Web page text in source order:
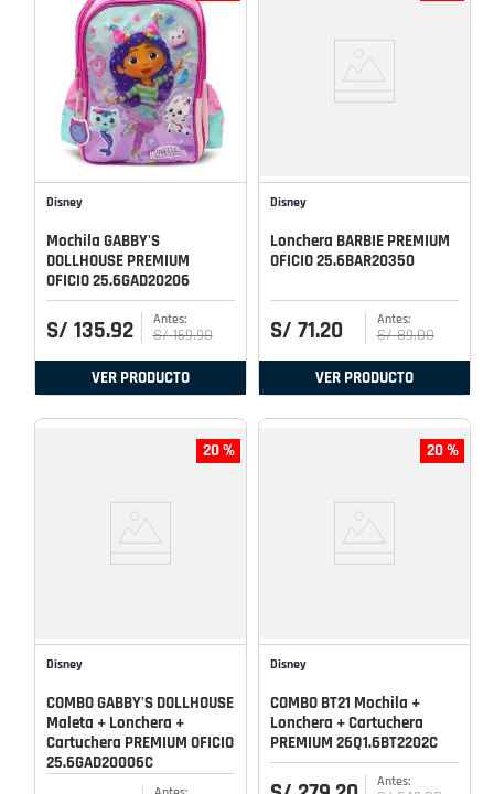
Disney
Mochila GABBY'S
DOLLHOUSE PREMIUM
OFICIO 25.6GAD20206
S/ 135.92 S/ 169.90
VER PRODUCTO
Disney
Lonchera BARBIE PREMIUM
OFICIO 25.6BAR20350
S/ 71.20 S/ 89.00
VER PRODUCTO
20 %
Disney
COMBO GABBY'S DOLLHOUSE
Maleta + Lonchera +
Cartuchera PREMIUM OFICIO
25.6GAD20006C
20 %
Disney
COMBO BT21 Mochila +
Lonchera + Cartuchera
PREMIUM 26Q1.6BT2202C